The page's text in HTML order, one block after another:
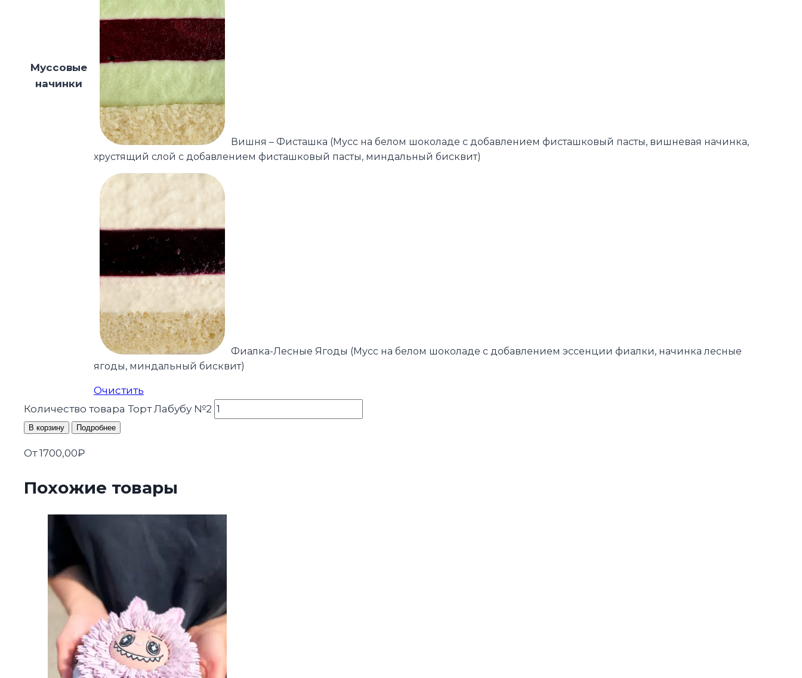
Муссовые
начинки
Вишня – Фисташка (Мусс на белом шоколаде с добавлением фисташковый пасты, вишневая начинка,
хрустящий слой с добавлением фисташковый пасты, миндальный бисквит)
Фиалка-Лесные Ягоды (Мусс на белом шоколаде с добавлением эссенции фиалки, начинка лесные
ягоды, миндальный бисквит)
Очистить
Количество товара Торт Лабубу №2
В корзину Подробнее
От1700,00₽
Похожие товары